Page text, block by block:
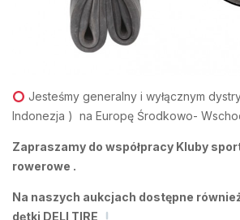
Jesteśmy generalny i wyłącznym
Indonezja ) na Europę Środkowo-
Zapraszamy do współpracy Kluby
rowerowe .
Na naszych aukcjach dostępne
dętki DELI TIRE